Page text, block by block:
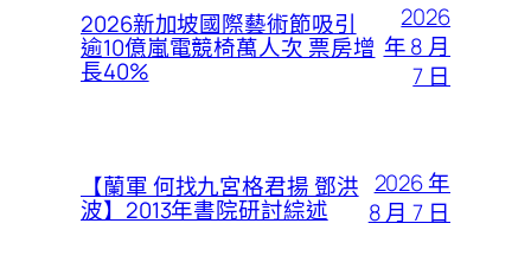
2026新加坡國際藝術節吸引
逾10億嵐電競椅萬人次 票房增
長40%
2026
年 8 月
7 日
【蘭軍 何找九宮格君揚 鄧洪
波】2013年書院研討綜述
2026 年
8 月 7 日